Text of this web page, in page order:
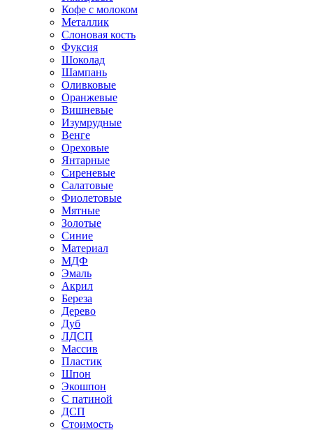
Кофе с молоком
Металлик
Слоновая кость
Фуксия
Шоколад
Шампань
Оливковые
Оранжевые
Вишневые
Изумрудные
Венге
Ореховые
Янтарные
Сиреневые
Салатовые
Фиолетовые
Мятные
Золотые
Синие
Материал
МДФ
Эмаль
Акрил
Береза
Дерево
Дуб
ЛДСП
Массив
Пластик
Шпон
Экошпон
С патиной
ДСП
Стоимость